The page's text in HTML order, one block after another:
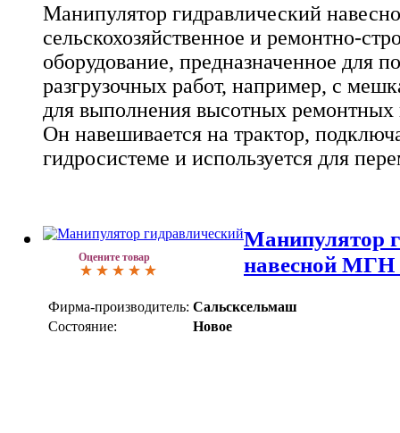
Манипулятор гидравлический
сельскохозяйственное и ремонтно-
оборудование, предназначенное для
разгрузочных работ, например, с
для выполнения высотных ремонтных
Он навешивается на трактор,
гидросистеме и используется для
Оцените товар
Манипулятор
навесной МГН
Фирма-производитель: Сальсксельмаш
Состояние:
Новое